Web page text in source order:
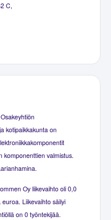
C,
kotipaikkakunta on
komponenttien valmistus.
Oy liikevaihto oli 0,0
Liikevaihto säilyi
on 0 työntekijää.